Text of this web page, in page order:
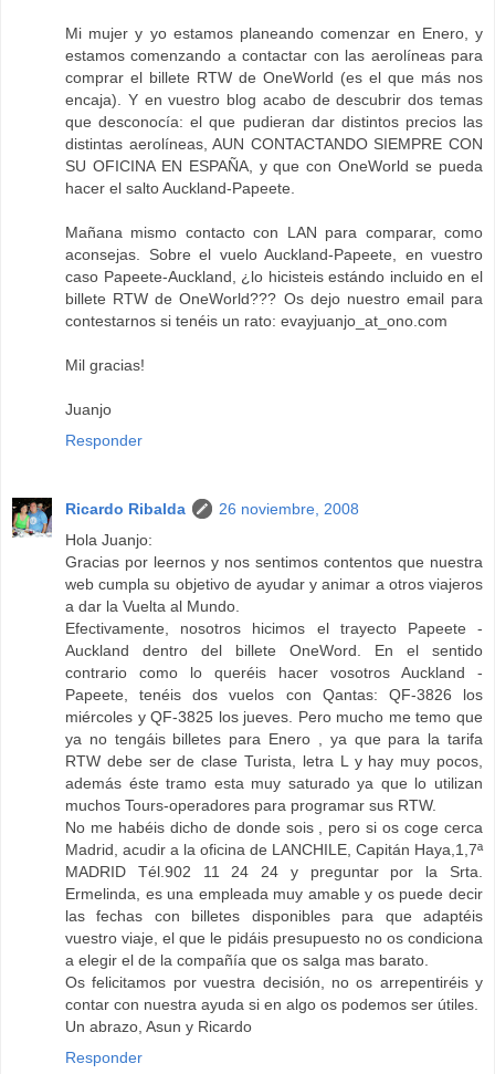
Mi mujer y yo estamos planeando comenzar en Enero, y
estamos comenzando a contactar con las aerolíneas para
comprar el billete RTW de OneWorld (es el que más nos
encaja). Y en vuestro blog acabo de descubrir dos temas
que desconocía: el que pudieran dar distintos precios las
distintas aerolíneas, AUN CONTACTANDO SIEMPRE CON
SU OFICINA EN ESPAÑA, y que con OneWorld se pueda
hacer el salto Auckland-Papeete.
Mañana mismo contacto con LAN para comparar, como
aconsejas. Sobre el vuelo Auckland-Papeete, en vuestro
caso Papeete-Auckland, ¿lo hicisteis estándo incluido en el
billete RTW de OneWorld??? Os dejo nuestro email para
contestarnos si tenéis un rato: evayjuanjo_at_ono.com
Mil gracias!
Juanjo
Responder
Ricardo Ribalda
26 noviembre, 2008
Hola Juanjo:
Gracias por leernos y nos sentimos contentos que nuestra
web cumpla su objetivo de ayudar y animar a otros viajeros
a dar la Vuelta al Mundo.
Efectivamente, nosotros hicimos el trayecto Papeete -
Auckland dentro del billete OneWord. En el sentido
contrario como lo queréis hacer vosotros Auckland -
Papeete, tenéis dos vuelos con Qantas: QF-3826 los
miércoles y QF-3825 los jueves. Pero mucho me temo que
ya no tengáis billetes para Enero , ya que para la tarifa
RTW debe ser de clase Turista, letra L y hay muy pocos,
además éste tramo esta muy saturado ya que lo utilizan
muchos Tours-operadores para programar sus RTW.
No me habéis dicho de donde sois , pero si os coge cerca
Madrid, acudir a la oficina de LANCHILE, Capitán Haya,1,7ª
MADRID Tél.902 11 24 24 y preguntar por la Srta.
Ermelinda, es una empleada muy amable y os puede decir
las fechas con billetes disponibles para que adaptéis
vuestro viaje, el que le pidáis presupuesto no os condiciona
a elegir el de la compañía que os salga mas barato.
Os felicitamos por vuestra decisión, no os arrepentiréis y
contar con nuestra ayuda si en algo os podemos ser útiles.
Un abrazo, Asun y Ricardo
Responder